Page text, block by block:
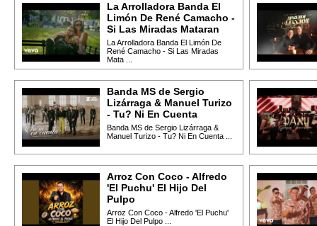
La Arrolladora Banda El
Limón De René Camacho -
Si Las Miradas Mataran
La Arrolladora Banda El Limón De
René Camacho - Si Las Miradas
Mata ...
Banda MS de Sergio
Lizárraga & Manuel Turizo
- Tu? Ni En Cuenta
Banda MS de Sergio Lizárraga &
Manuel Turizo - Tu? Ni En Cuenta ...
Arroz Con Coco - Alfredo
'El Puchu' El Hijo Del
Pulpo
Arroz Con Coco - Alfredo 'El Puchu'
El Hijo Del Pulpo ...